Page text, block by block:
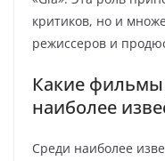
критиков, но и
режиссеров и
Какие
наиболее
Среди наиболее